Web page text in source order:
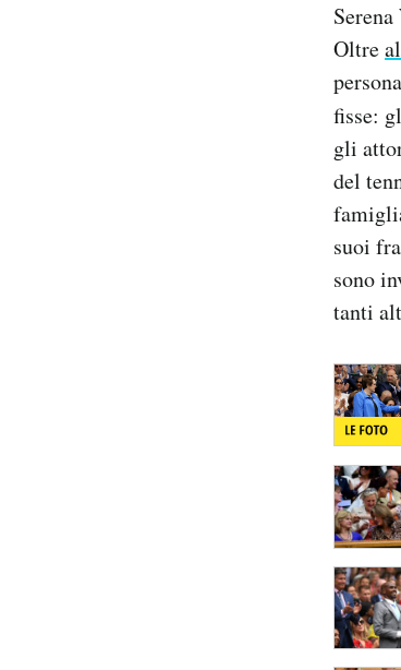
Oltre
fisse:
gli
del
suoi
sono
tanti